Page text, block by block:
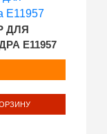
ДЛЯ
E11957